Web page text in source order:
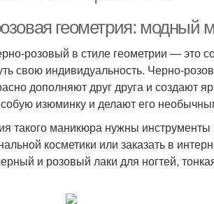
геометрия:
розовый в стиле геометрии — это
свою индивидуальность. Черно-
дополняют друг друга и создают
изюминку и делают его
такого маникюра нужны
косметики или заказать в
и розовый лаки для ногтей,